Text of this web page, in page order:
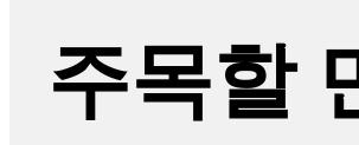
주목할